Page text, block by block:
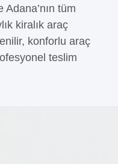
tüm
kiralık araç
konforlu araç
teslim